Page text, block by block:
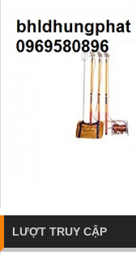
LƯỢT TRUY CẬP